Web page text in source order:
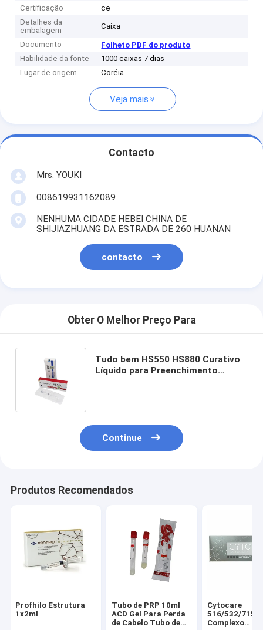
Certificação
ce
Detalhes da
embalagem
Caixa
Documento
Folheto PDF do produto
Habilidade da fonte
1000 caixas 7 dias
Lugar de origem
Coréia
Veja mais
Contacto
Mrs. YOUKI
008619931162089
NENHUMA CIDADE HEBEI CHINA DE
SHIJIAZHUANG DA ESTRADA DE 260 HUANAN
contacto
Obter O Melhor Preço Para
Tudo bem HS550 HS880 Curativo
Líquido para Preenchimento
Continue
Produtos Recomendados
Profhilo Estrutura
1x2ml
Tubo de PRP 10ml
ACD Gel Para Perda
de Cabelo Tubo de
Cytocare
516/532/715/
Complexo